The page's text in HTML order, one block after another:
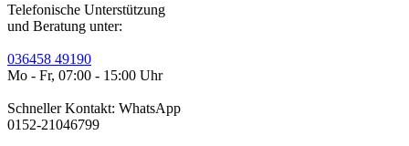
Telefonische Unterstützung
und Beratung unter:
036458 49190
Mo - Fr, 07:00 - 15:00 Uhr
Schneller Kontakt: WhatsApp
0152-21046799